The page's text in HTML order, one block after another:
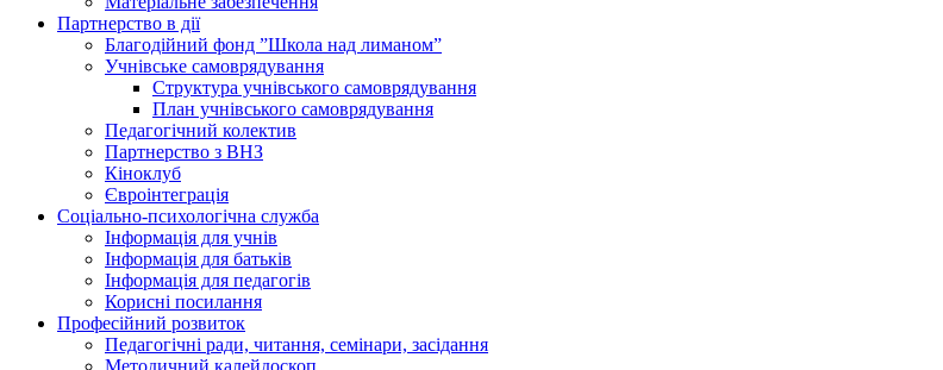
Партнерство в дії
Благодійний фонд ”Школа над лиманом”
Учнівське самоврядування
Структура учнiвського самоврядування
План учнiвського самоврядування
Педагогічний колектив
Партнерство з ВНЗ
Кіноклуб
Євроінтеграція
Соціально-психологічна служба
Інформація для учнів
Інформація для батьків
Інформація для педагогів
Корисні посилання
Професійний розвиток
Педагогічні ради, читання, семінари, засідання